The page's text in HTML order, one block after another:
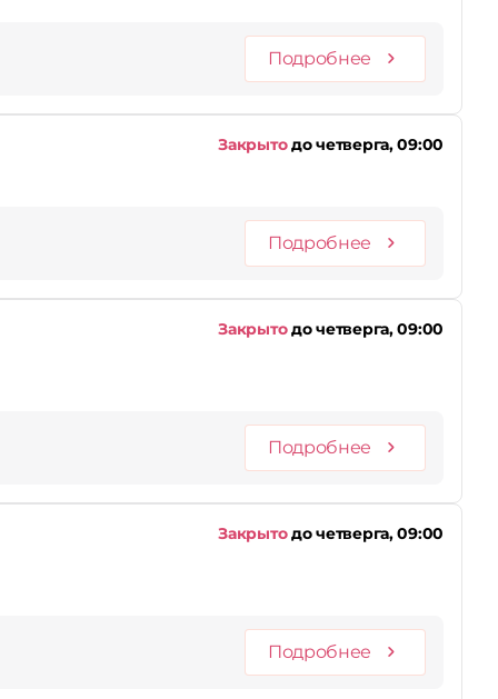
Подробнее
Закрытодо четверга, 09:00
Подробнее
Закрытодо четверга, 09:00
Подробнее
Закрытодо четверга, 09:00
Подробнее